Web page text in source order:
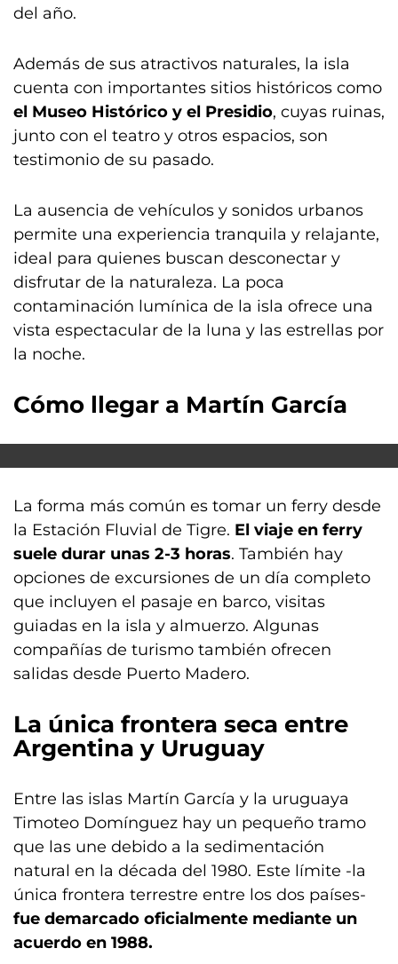
del año.
Además de sus atractivos naturales, la isla
cuenta con importantes sitios históricos como
el Museo Histórico y el Presidio, cuyas ruinas,
junto con el teatro y otros espacios, son
testimonio de su pasado.
La ausencia de vehículos y sonidos urbanos
permite una experiencia tranquila y relajante,
ideal para quienes buscan desconectar y
disfrutar de la naturaleza. La poca
contaminación lumínica de la isla ofrece una
vista espectacular de la luna y las estrellas por
la noche.
Cómo llegar a Martín García
La forma más común es tomar un ferry desde
la Estación Fluvial de Tigre. El viaje en ferry
suele durar unas 2-3 horas. También hay
opciones de excursiones de un día completo
que incluyen el pasaje en barco, visitas
guiadas en la isla y almuerzo. Algunas
compañías de turismo también ofrecen
salidas desde Puerto Madero.
La única frontera seca entre
Argentina y Uruguay
Entre las islas Martín García y la uruguaya
Timoteo Domínguez hay un pequeño tramo
que las une debido a la sedimentación
natural en la década del 1980. Este límite -la
única frontera terrestre entre los dos países-
fue demarcado oficialmente mediante un
acuerdo en 1988.